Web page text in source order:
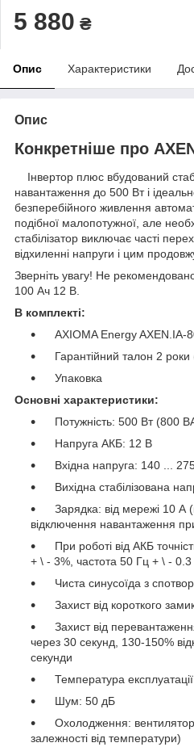
5 880 ₴
Опис Характеристики
Опис
Конкретніше про
Інвертор плюс вбудований
навантаження до 500 Вт і
безперебійного живлення
подібної малопотужної, але
стабілізатор виключає часті
відхиленні напруги і цим
Зверніть увагу! Не
100 Ач 12 В.
В комплекті:
AXIOMA Energy AXEN.IA-
Гарантійний талон 2 роки
Упаковка
Основні характеристики:
Потужність: 500 Вт (800
Напруга АКБ: 12 В
Вхідна напруга: 140 ...
Вихідна стабілізована
Зарядка: від мережі 10 А
відключення навантаження
При роботі від АКБ
+ \ - 3%, частота 50 Гц + \ -
Чиста синусоїда з
Захист від короткого
Захист від
через 30 секунд, 130-150%
секунди
Температура
Шум: 50 дБ
Охолодження:
залежності від температури)